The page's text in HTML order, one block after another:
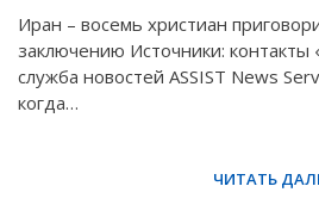
Иран – восемь христиан
заключению Источники: контакты
служба новостей ASSIST News
когда…